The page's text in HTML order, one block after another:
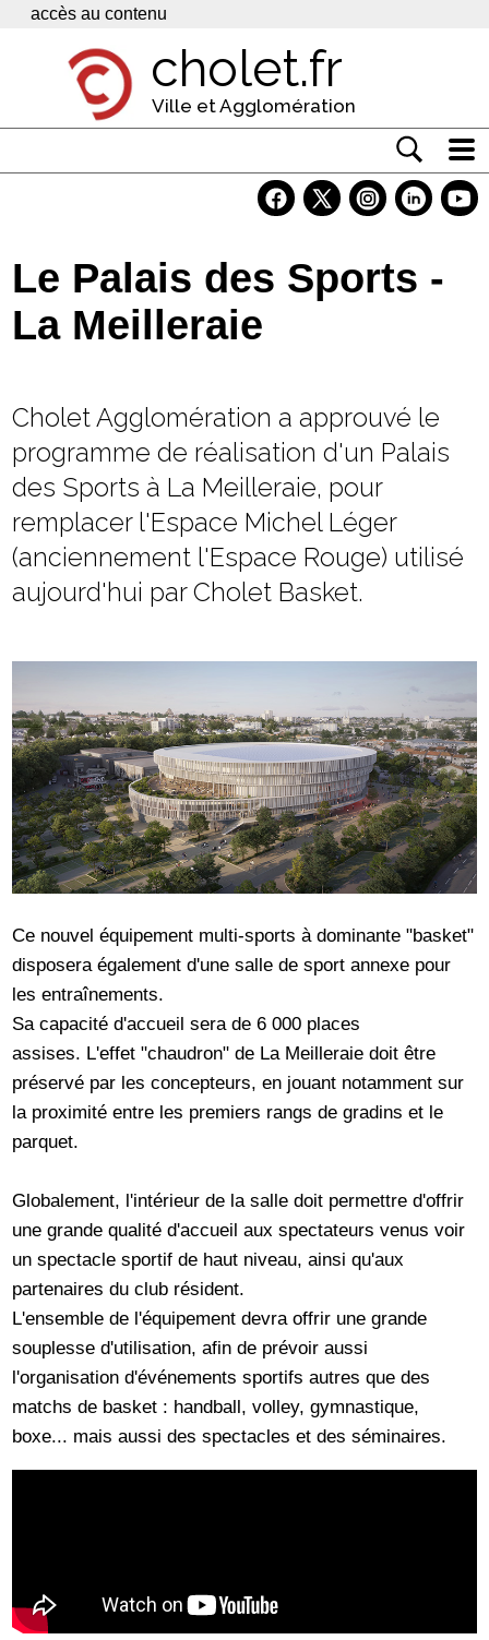
Panneau de gestion des cookies
accès au contenu
cholet.fr
Ville et Agglomération
Economie
Services
Le Palais des Sports -
La Meilleraie
Cholet Agglomération a approuvé le
programme de réalisation d'un Palais
des Sports à La Meilleraie, pour
remplacer l'Espace Michel Léger
(anciennement l'Espace Rouge) utilisé
aujourd'hui par Cholet Basket.
Ce nouvel équipement multi-sports à dominante "basket"
disposera également d'une salle de sport annexe pour
les entraînements.
Sa capacité d'accueil sera de 6 000 places
assises. L'effet "chaudron" de La Meilleraie doit être
préservé par les concepteurs, en jouant notamment sur
la proximité entre les premiers rangs de gradins et le
parquet.
Globalement, l'intérieur de la salle doit permettre d'offrir
une grande qualité d'accueil aux spectateurs venus voir
un spectacle sportif de haut niveau, ainsi qu'aux
partenaires du club résident.
L'ensemble de l'équipement devra offrir une grande
souplesse d'utilisation, afin de prévoir aussi
l'organisation d'événements sportifs autres que des
matchs de basket : handball, volley, gymnastique,
boxe... mais aussi des spectacles et des séminaires.